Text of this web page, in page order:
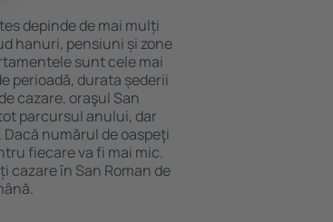
depinde de mai mulți
hanuri, pensiuni și zone
sunt cele mai
perioadă, durata șederii
cazare, oraşul San
parcursul anului, dar
numărul de oaspeţi
fiecare va fi mai mic.
cazare în San Roman de